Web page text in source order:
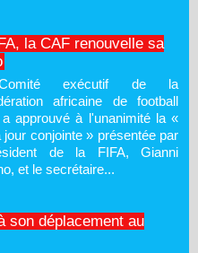
la CAF renouvelle sa
exécutif de la
africaine de football
approuvé à l'unanimité la «
jour conjointe » présentée par
de la FIFA, Gianni
et le secrétaire...
son déplacement au